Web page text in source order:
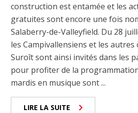
construction est entamée et les
gratuites sont encore une fois
Salaberry-de-Valleyfield. Du 28
les Campivallensiens et les autres
Suroît sont ainsi invités dans les
pour profiter de la
mardis en musique sont ...
LIRE LA SUITE